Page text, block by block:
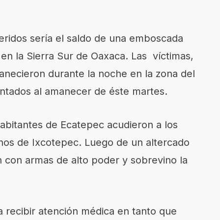
sería el saldo de una emboscada
la Sierra Sur de Oaxaca. Las víctimas,
durante la noche en la zona del
al amanecer de éste martes.
de Ecatepec acudieron a los
de Ixcotepec. Luego de un altercado
armas de alto poder y sobrevino la
recibir atención médica en tanto que